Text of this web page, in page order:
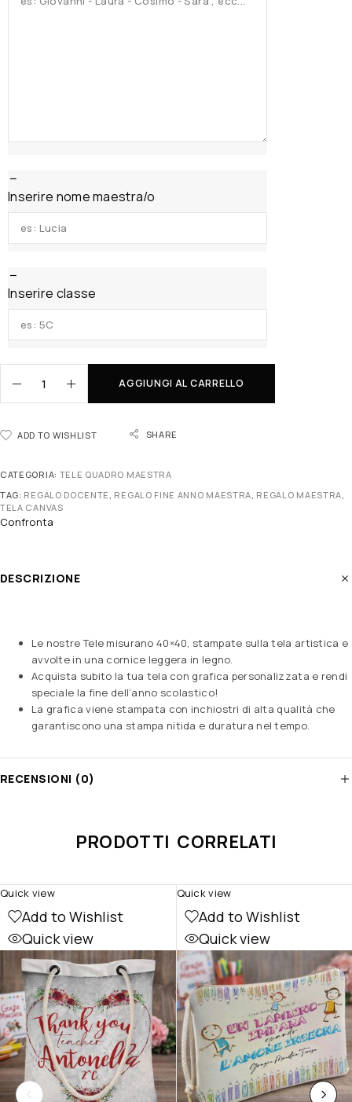
Inserire nome maestra/o
Inserire classe
AGGIUNGI AL CARRELLO
ADD TO WISHLIST SHARE
CATEGORIA: TELE QUADRO MAESTRA
TAG: REGALO DOCENTE , REGALO FINE ANNO MAESTRA, REGALO MAESTRA,
TELA CANVAS
Confronta
DESCRIZIONE
Le nostre Tele misurano 40×40, stampate sulla tela artistica e
avvolte in una cornice leggera in legno.
Acquista subito la tua tela con grafica personalizzata e rendi
speciale la fine dell’anno scolastico!
La grafica viene stampata con inchiostri di alta qualità che
garantiscono una stampa nitida e duratura nel tempo.
RECENSIONI (0)
PRODOTTI CORRELATI
Add to Wishlist
Quick view
Quick view
Add to Wishlist
Quick view
Quick view